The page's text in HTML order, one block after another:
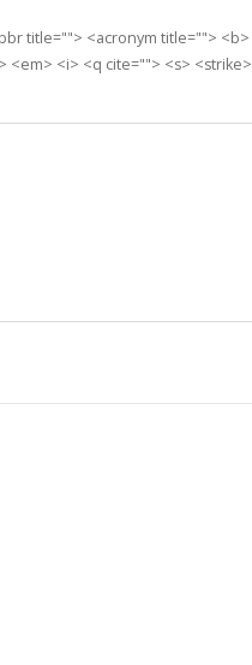
title=""> <acronym title=""> <b>
<i> <q cite=""> <s> <strike>